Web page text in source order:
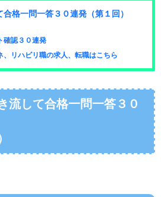
格一問一答３０連発（第１回）
確認３０連発
、リハビリ職の求人、転職はこちら
流して合格一問一答３０